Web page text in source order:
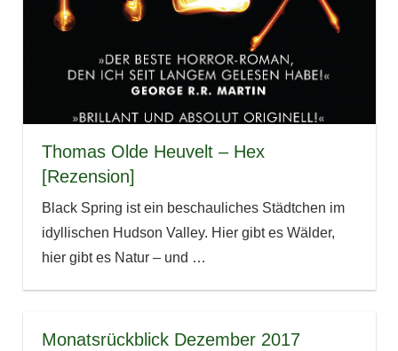
Thomas Olde Heuvelt – Hex
[Rezension]
Black Spring ist ein beschauliches Städtchen im
idyllischen Hudson Valley. Hier gibt es Wälder,
hier gibt es Natur – und …
Monatsrückblick Dezember 2017